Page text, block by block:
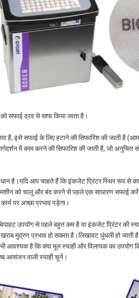
सफाई द्रव से साफ किया जाता है।
है, इसे सफाई के लिए हटाने की सिफारिश की जाती है
में काम करने की सिफारिश की जाती है, जो
है।यदि आप चाहते हैं कि इंकजेट प्रिंटर स्थिर रूप से
को चालू और बंद करने से पहले एक साधारण सफाई
पर अच्छा प्रभाव पड़ेगा।
उपयोग से पहले बहुत कम है या इंकजेट प्रिंटर की
मुद्रण प्रभाव हो सकता है।लिखावट धुंधली हो जाती
है कि क्या मूल स्याही और विलायक का उपयोग
आसंजन वाली स्याही चुनें।